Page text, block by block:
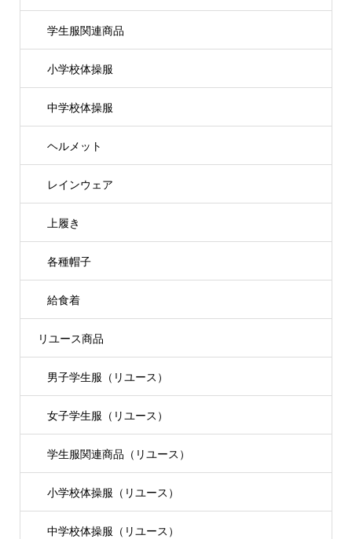
学生服関連商品
小学校体操服
中学校体操服
ヘルメット
レインウェア
上履き
各種帽子
給食着
リユース商品
男子学生服（リユース）
女子学生服（リユース）
学生服関連商品（リユース）
小学校体操服（リユース）
中学校体操服（リユース）